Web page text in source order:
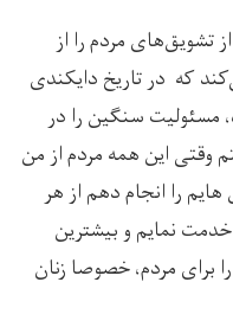
تشویق‌های مردم را از
که در تاریخ دایکندی
مسئولیت سنگین را در
این همه مردم از من
هایم را انجام دهم از هر
نمایم و بیشترین
برای مردم، خصوصا زنان